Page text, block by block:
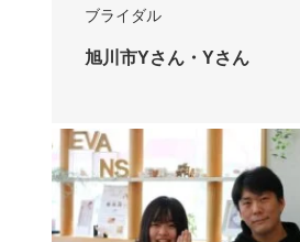
ブライダル
旭川市Yさん・Yさん